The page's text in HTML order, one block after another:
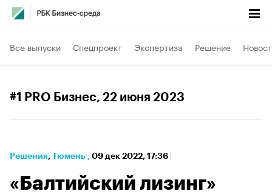
Все выпуски Спецпроект Экспертиза Решение
#1 PRO Бизнес, 22 июня 2023
Решения⁠, Тюмень , 09 дек 2022, 17:36
«Балтийский лизинг»